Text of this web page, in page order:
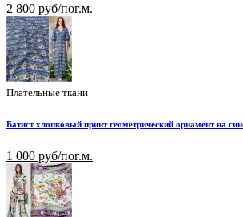
2 800 руб/пог.м.
Плательные ткани
Батист хлопковый принт геометрический орнамент на
1 000 руб/пог.м.